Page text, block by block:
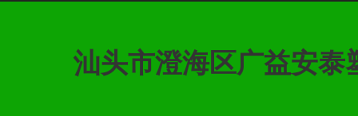
汕头市澄海区广益安泰